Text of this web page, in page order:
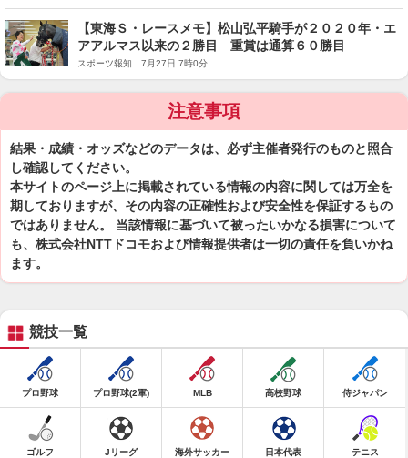
【東海Ｓ・レースメモ】松山弘平騎手が２０２０年・エ
アアルマス以来の２勝目 重賞は通算６０勝目
スポーツ報知 7月27日 7時0分
注意事項
結果・成績・オッズなどのデータは、必ず主催者発行のものと照合
し確認してください。
本サイトのページ上に掲載されている情報の内容に関しては万全を
期しておりますが、その内容の正確性および安全性を保証するもの
ではありません。 当該情報に基づいて被ったいかなる損害について
も、株式会社NTTドコモおよび情報提供者は一切の責任を負いかね
ます。
競技一覧
プロ野球 プロ野球(2軍) MLB 高校野球 侍ジャパン
ゴルフ Jリーグ 海外サッカー 日本代表 テニス